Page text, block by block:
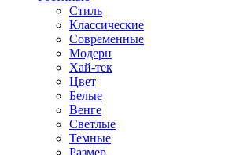
Стиль
Классические
Современные
Модерн
Хай-тек
Цвет
Белые
Венге
Светлые
Темные
Размер